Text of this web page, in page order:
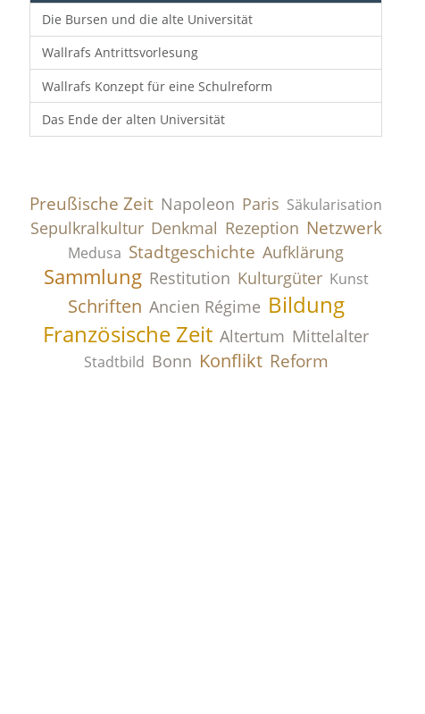
Die Bursen und die alte Universität
Wallrafs Antrittsvorlesung
Wallrafs Konzept für eine Schulreform
Das Ende der alten Universität
Preußische Zeit Napoleon Paris Säkularisation
Sepulkralkultur Denkmal Rezeption Netzwerk
Medusa Stadtgeschichte Aufklärung
Sammlung Restitution Kulturgüter Kunst
Schriften Ancien Régime Bildung
Französische Zeit Altertum Mittelalter
Stadtbild Bonn Konflikt Reform